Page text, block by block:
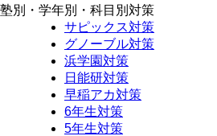
塾別・学年別・科目別対策
サピックス対策
グノーブル対策
浜学園対策
日能研対策
早稲アカ対策
6年生対策
5年生対策